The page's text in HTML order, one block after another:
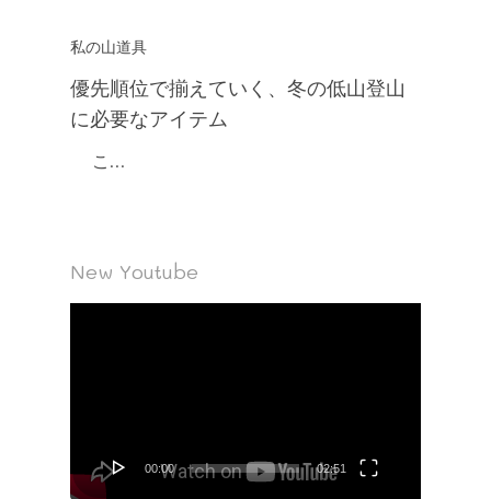
私の山道具
優先順位で揃えていく、冬の低山登山
に必要なアイテム
こ…
New Youtube
00:00 02:51